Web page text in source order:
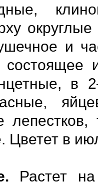
и
состоящее
в
Цветет в
Растет